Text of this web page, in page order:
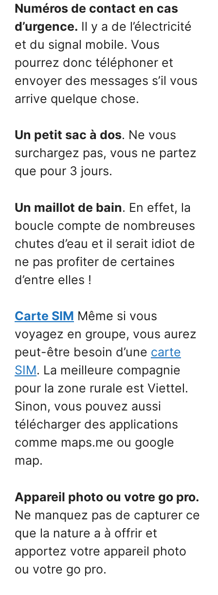
Numéros de contact en cas
d’urgence. Il y a de l’électricité
et du signal mobile. Vous
pourrez donc téléphoner et
envoyer des messages s’il vous
arrive quelque chose.
Un petit sac à dos. Ne vous
surchargez pas, vous ne partez
que pour 3 jours.
Un maillot de bain. En effet, la
boucle compte de nombreuses
chutes d’eau et il serait idiot de
ne pas profiter de certaines
d’entre elles !
Carte SIM Même si vous
voyagez en groupe, vous aurez
peut-être besoin d’une carte
SIM. La meilleure compagnie
pour la zone rurale est Viettel.
Sinon, vous pouvez aussi
télécharger des applications
comme maps.me ou google
map.
Appareil photo ou votre go pro.
Ne manquez pas de capturer ce
que la nature a à offrir et
apportez votre appareil photo
ou votre go pro.